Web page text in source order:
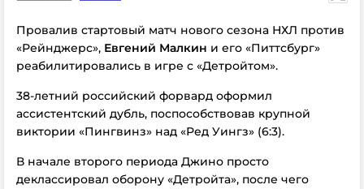
Провалив стартовый матч нового сезона НХЛ против
«Рейнджерс», Евгений Малкин и его «Питтсбург»
реабилитировались в игре с «Детройтом».
38-летний российский форвард оформил
ассистентский дубль, поспособствовав крупной
виктории «Пингвинз» над «Ред Уингз» (6:3).
В начале второго периода Джино просто
деклассировал оборону «Детройта», после чего